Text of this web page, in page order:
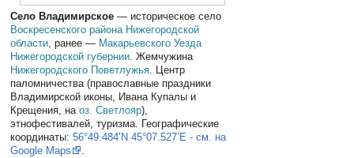
Село Владимирское — историческое село
Воскресенского района Нижегородской
области, ранее — Макарьевского Уезда
Нижегородской губернии. Жемчужина
Нижегородского Поветлужья. Центр
паломничества (православные праздники
Владимирской иконы, Ивана Купалы и
Крещения, наоз. Светлояр),
этнофестивалей, туризма. Географические
координаты:56°49.484’N 45°07.527’E - см. на
Google Maps
.